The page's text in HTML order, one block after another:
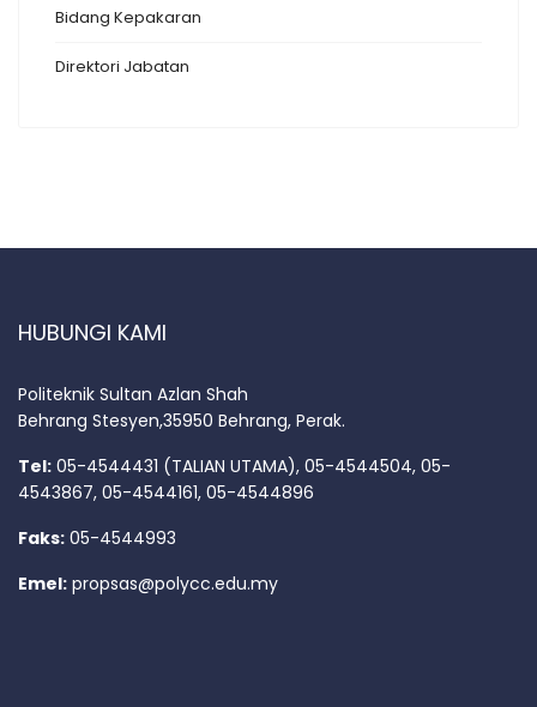
Bidang Kepakaran
Direktori Jabatan
HUBUNGI KAMI
Politeknik Sultan Azlan Shah
Behrang Stesyen,35950 Behrang, Perak.
Tel: 05-4544431 (TALIAN UTAMA), 05-4544504, 05-
4543867, 05-4544161, 05-4544896
Faks: 05-4544993
Emel: propsas@polycc.edu.my